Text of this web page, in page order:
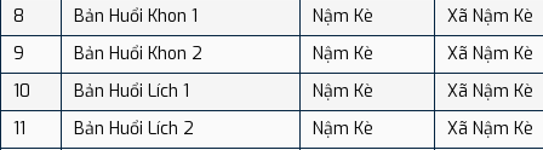
8
Bản Huổi Khon 1 Nậm Kè
Xã Nậm Kè
9
Bản Huổi Khon 2 Nậm Kè
Xã Nậm Kè
10
Bản Huổi Lích 1 Nậm Kè
Xã Nậm Kè
11
Bản Huổi Lích 2 Nậm Kè
Xã Nậm Kè